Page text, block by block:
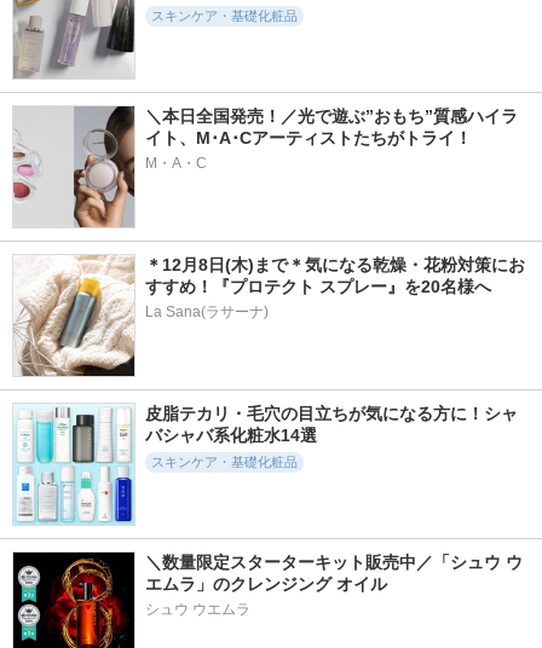
5.6
4782件
セラム
ベネフィーク Yunth Yunth
5.6
811件
アテニア ミッドナ
イトモイスチャライ
ザー
アテニア
5.5
578件
Pure A Mask
Yunth
5.7
819件
ビトアス マイパー
フェクション Ⅰ しっ
5.3
3638件
アクアレーベル ス
ペシャルジェルクリ
ーム EX （ブライト
ニング）
アクアレーベル
サボリーノ
Yunth
スキンケア・基礎化粧品
＼本日全国発売！／光で遊ぶ”おもち”質感ハイラ
イト、M･A･Cアーティストたちがトライ！
M・A・C
＊12月8日(木)まで＊気になる乾燥・花粉対策にお
すすめ！『プロテクト スプレー』を20名様へ
La Sana(ラサーナ)
皮脂テカリ・毛穴の目立ちが気になる方に！シャ
バシャバ系化粧水14選
スキンケア・基礎化粧品
＼数量限定スターターキット販売中／「シュウ ウ
エムラ」のクレンジング オイル
シュウ ウエムラ